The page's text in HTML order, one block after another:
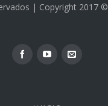
| Copyright 2017 ©